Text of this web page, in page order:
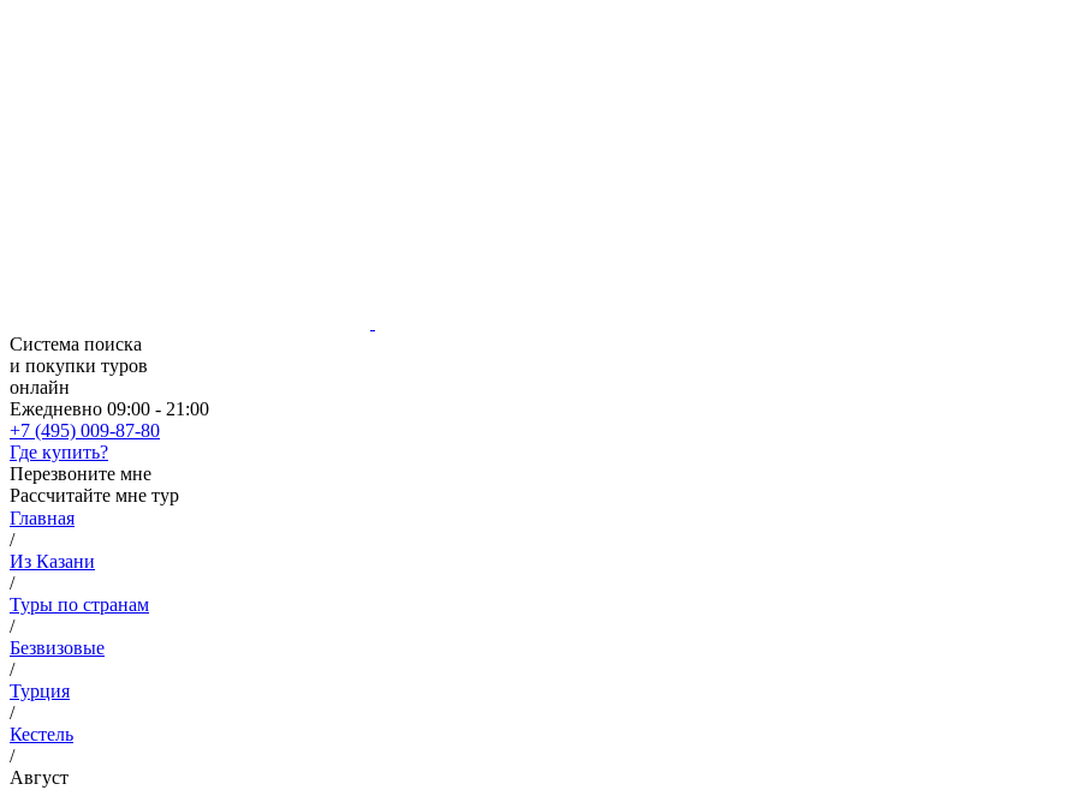
Система поиска
и покупки туров
онлайн
Ежедневно 09:00 - 21:00
+7 (495) 009-87-80
Где купить?
Перезвоните мне
Рассчитайте мне тур
Главная
/
Из Казани
/
Туры по странам
/
Безвизовые
/
Турция
/
Кестель
/
Август